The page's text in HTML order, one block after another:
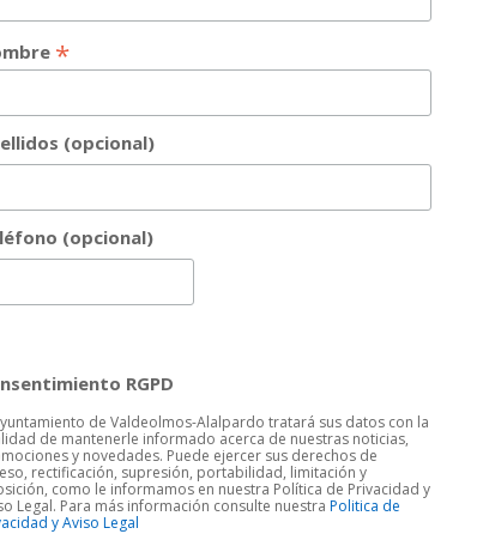
*
(opcional)
(opcional)
RGPD
de Valdeolmos-Alalpardo tratará sus datos con la
de mantenerle informado acerca de nuestras noticias,
y novedades. Puede ejercer sus derechos de
rectificación, supresión, portabilidad, limitación y
como le informamos en nuestra Política de Privacidad y
Legal. Para más información consulte nuestraPolitica de
y Aviso Legal